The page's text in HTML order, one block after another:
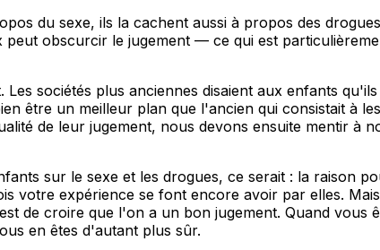
du sexe, ils la cachent aussi à propos des
obscurcir le jugement — ce qui est
sociétés plus anciennes disaient aux enfants
être un meilleur plan que l'ancien qui consistait à
de leur jugement, nous devons ensuite mentir à
sur le sexe et les drogues, ce serait : la raison
votre expérience se font encore avoir par elles.
de croire que l'on a un bon jugement. Quand
en êtes d'autant plus sûr.